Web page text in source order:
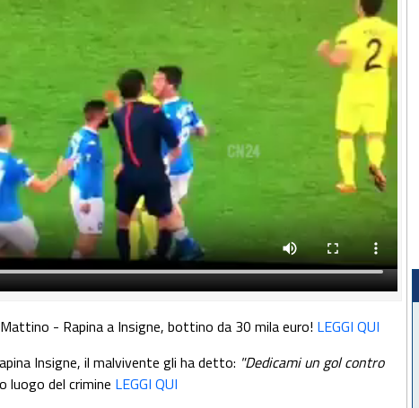
- Rapina a Insigne, bottino da 30 mila euro! LEGGI QUI
Insigne, il malvivente gli ha detto: "Dedicami un gol contro
luogo del crimine LEGGI QUI